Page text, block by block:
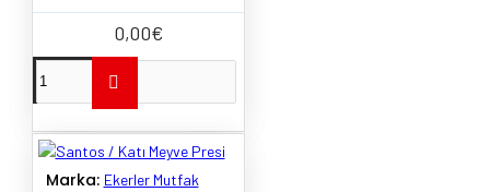
0,00€
Marka: Ekerler Mutfak